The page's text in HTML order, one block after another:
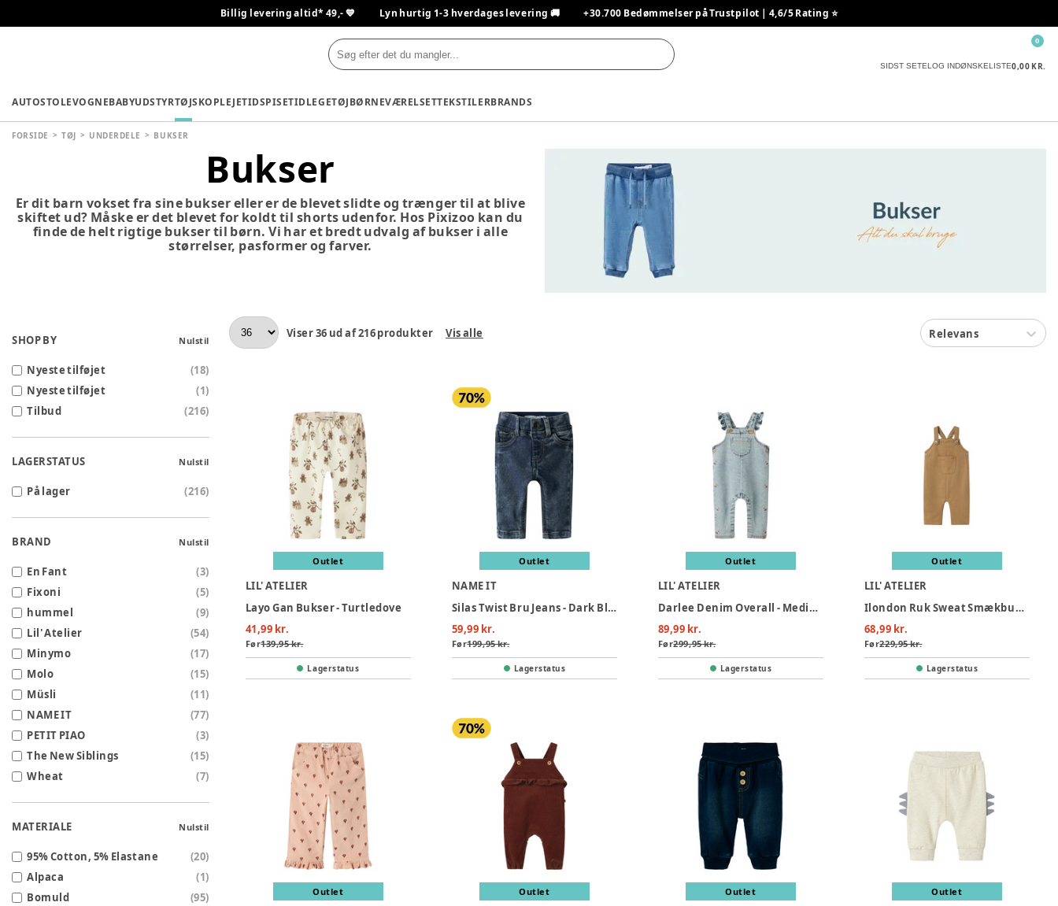
Billig levering altid* 49,- 💙 Lyn hurtig 1-3 hverdages levering 🚚 +30.700 Bedømmelser på Trustpilot | 4,6/5 Rating ⭐️
SIDST SETELOG INDØNSKELISTE0,00 KR.
0
AUTOSTOLEVOGNEBABYUDSTYRTØJSKOPLEJETIDSPISETIDLEGETØJBØRNEVÆRELSETTEKSTILERBRANDS
FORSIDE TØJ UNDERDELE BUKSER
Bukser
Er dit barn vokset fra sine bukser eller er de blevet slidte og trænger til at blive
skiftet ud? Måske er det blevet for koldt til shorts udenfor. Hos Pixizoo kan du
finde de helt rigtige bukser til børn. Vi har et bredt udvalg af bukser i alle
størrelser, pasformer og farver.
SHOP BY Nulstil
Nyeste tilføjet (18)
Nyeste tilføjet
(1)
Tilbud
(216)
LAGERSTATUS Nulstil
På lager (216)
BRAND Nulstil
En Fant (3)
Fixoni
(5)
hummel
(9)
Lil' Atelier
(54)
Minymo
(17)
Molo
(15)
Müsli
(11)
NAME IT
(77)
PETIT PIAO
(3)
The New Siblings
(15)
Wheat
(7)
MATERIALE Nulstil
95% Cotton, 5% Elastane (20)
Alpaca
(1)
Bomuld
(95)
Viser36 ud af216produkter Vis alle Relevans
Outlet
LIL' ATELIER
Layo Gan Bukser - Turtledove
41,99 kr.
Før139,95 kr.
Lagerstatus
Outlet
NAME IT
Silas Twist Bru Jeans - Dark Blue Denim
59,99 kr.
Før199,95 kr.
Lagerstatus
Outlet
LIL' ATELIER
Darlee Denim Overall - Medium Blue Denim
89,99 kr.
Før299,95 kr.
Lagerstatus
Outlet
LIL' ATELIER
Ilondon Ruk Sweat Smækbukser - Sepia Tint
68,99 kr.
Før229,95 kr.
Lagerstatus
Outlet Outlet Outlet Outlet